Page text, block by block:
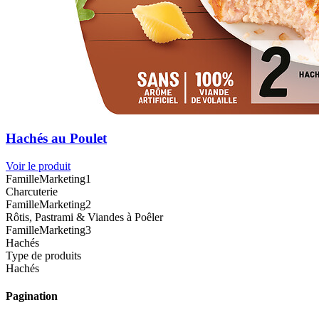
Hachés au Poulet
Voir le produit
FamilleMarketing1
Charcuterie
FamilleMarketing2
Rôtis, Pastrami & Viandes à Poêler
FamilleMarketing3
Hachés
Type de produits
Hachés
Pagination